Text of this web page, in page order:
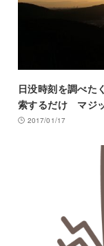
日没時刻を調べた
索するだけ マジ
2017/01/17